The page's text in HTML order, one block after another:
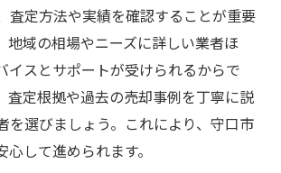
査定方法や実績を確認することが重要
地域の相場やニーズに詳しい業者ほ
イスとサポートが受けられるからで
査定根拠や過去の売却事例を丁寧に説
を選びましょう。これにより、守口市
して進められます。